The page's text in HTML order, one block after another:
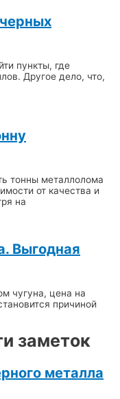
пункты, где
Другое дело, что,
тонны металлолома
от качества и
на
Выгодная
чугуна, цена на
причиной
заметок
металла